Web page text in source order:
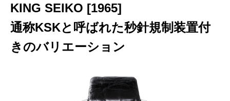
KING SEIKO [1965]
通称KSKと呼ばれた秒針規制装置付
きのバリエーション